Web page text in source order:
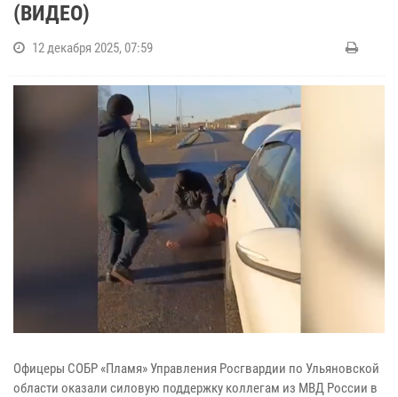
(ВИДЕО)
12 декабря 2025, 07:59
Офицеры СОБР «Пламя» Управления Росгвардии по Ульяновской
области оказали силовую поддержку коллегам из МВД России в